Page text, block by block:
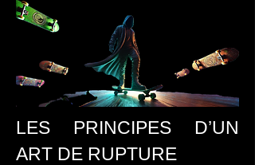
LES PRINCIPES D’UN
ART DE RUPTURE